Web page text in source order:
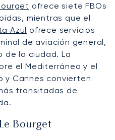
ofrece siete FBOs
mientras que el
Azul ofrece servicios
de aviación general,
de la ciudad. La
el Mediterráneo y el
y Cannes convierten
transitadas de
Bourget